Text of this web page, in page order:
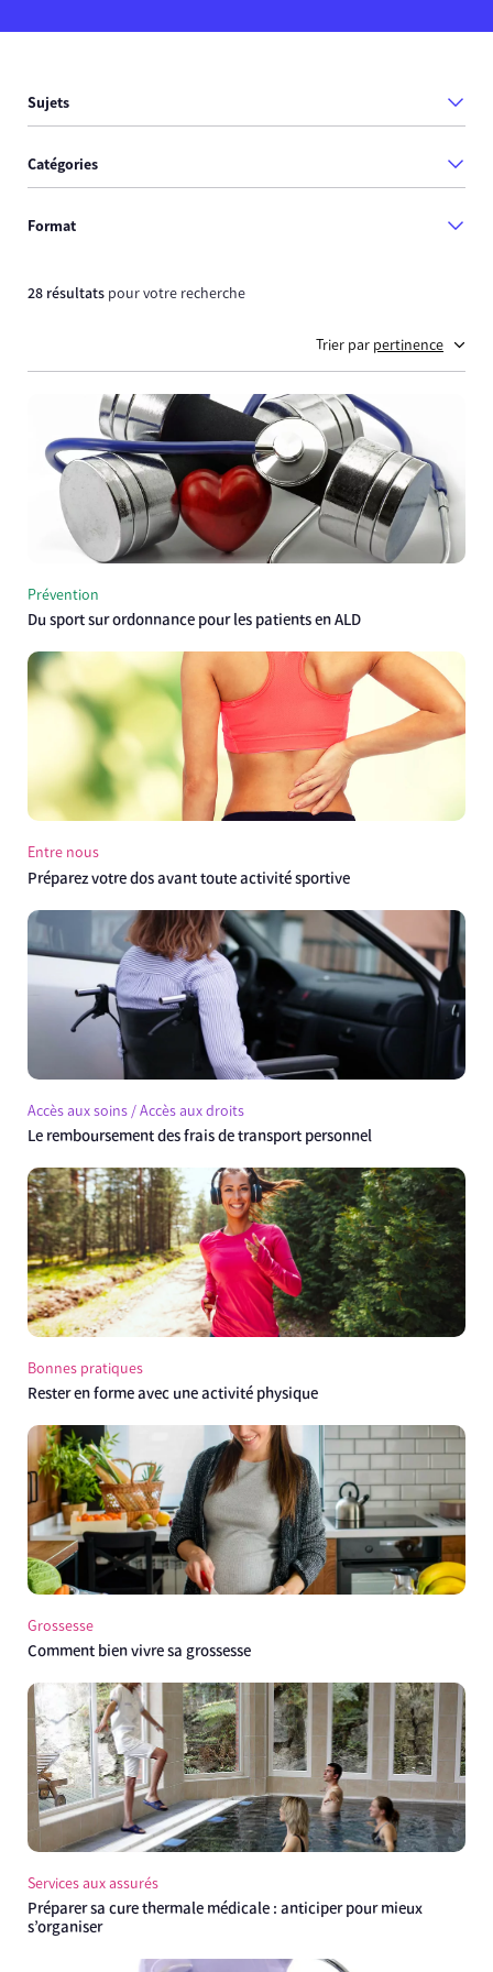
Sujets
Catégories
Format
28 résultats pour votre recherche
Trier par pertinence
Prévention
Du sport sur ordonnance pour les patients en ALD
Entre nous
Préparez votre dos avant toute activité sportive
Accès aux soins / Accès aux droits
Le remboursement des frais de transport personnel
Bonnes pratiques
Rester en forme avec une activité physique
Grossesse
Comment bien vivre sa grossesse
Services aux assurés
Préparer sa cure thermale médicale : anticiper pour mieux
s’organiser